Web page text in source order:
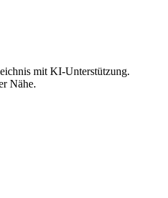
mit KI-Unterstützung.
Nähe.